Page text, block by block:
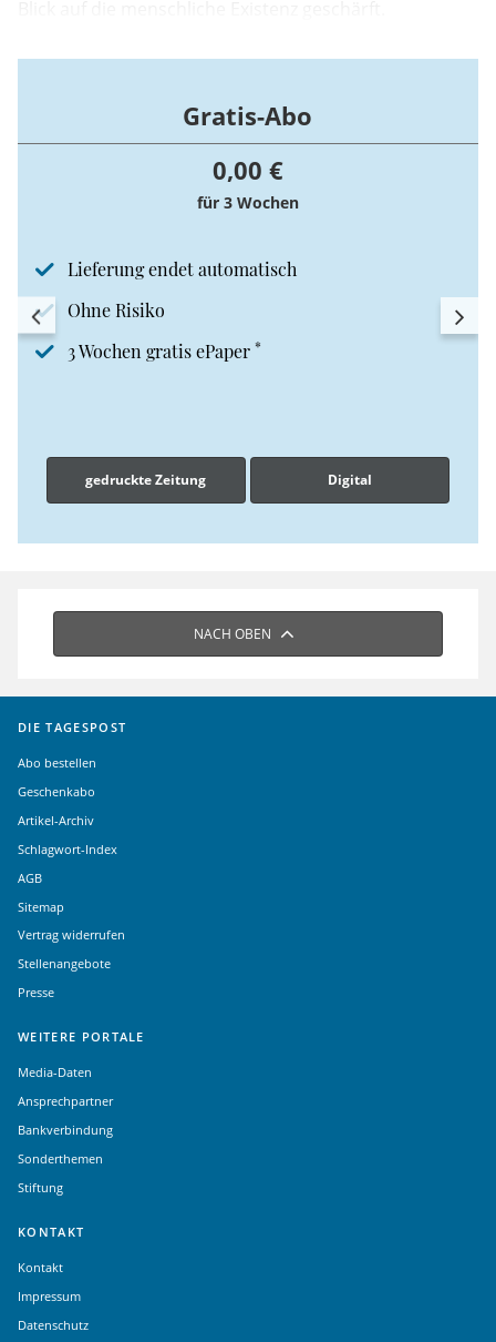
Gratis-Abo
0,00 €
für 3 Wochen
Lieferung endet automatisch
Ohne Risiko
3 Wochen gratis ePaper *
gedruckte Zeitung Digital
NACH OBEN
DIE TAGESPOST
Abo bestellen
Geschenkabo
Artikel-Archiv
Schlagwort-Index
AGB
Sitemap
Vertrag widerrufen
Stellenangebote
Presse
WEITERE PORTALE
Media-Daten
Ansprechpartner
Bankverbindung
Sonderthemen
Stiftung
KONTAKT
Kontakt
Impressum
Datenschutz